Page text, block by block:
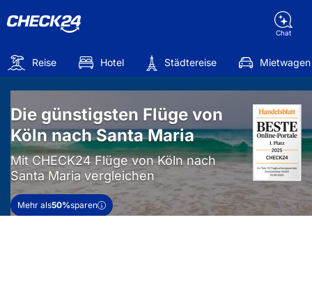
Chat
Reise Hotel Städtereise Mietwagen
Die günstigsten Flüge von
Köln nach Santa Maria
Mit CHECK24 Flüge von Köln nach
Santa Maria vergleichen
Mehr als50%sparen